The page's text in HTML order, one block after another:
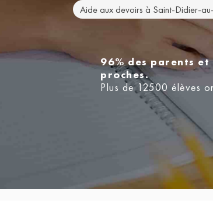
Aide aux devoirs à Saint-Didier-
96% des parents
proches.
Plus de 12500 élèves